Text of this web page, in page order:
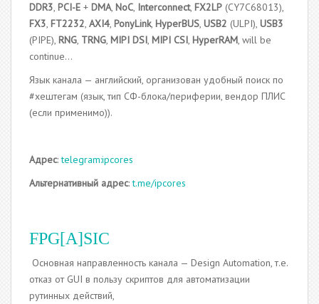
DDR3, PCI-E + DMA, NoC, Interconnect, FX2LP (CY7C68013),
FX3, FT2232, AXI4, PonyLink, HyperBUS, USB2 (ULPI), USB3
(PIPE), RNG, TRNG, MIPI DSI, MIPI CSI, HyperRAM, will be
continue…
Язык канала — английский, организован удобный поиск по
#хештегам (язык, тип СФ-блока/периферии, вендор ПЛИС
(если применимо)).
Адрес:telegram:ipcores
Альтернативный адрес:t.me/ipcores
FPG[A]SIC
Основная направленность канала — Design Automation, т.е.
отказ от GUI в пользу скриптов для автоматизации
рутинных действий,